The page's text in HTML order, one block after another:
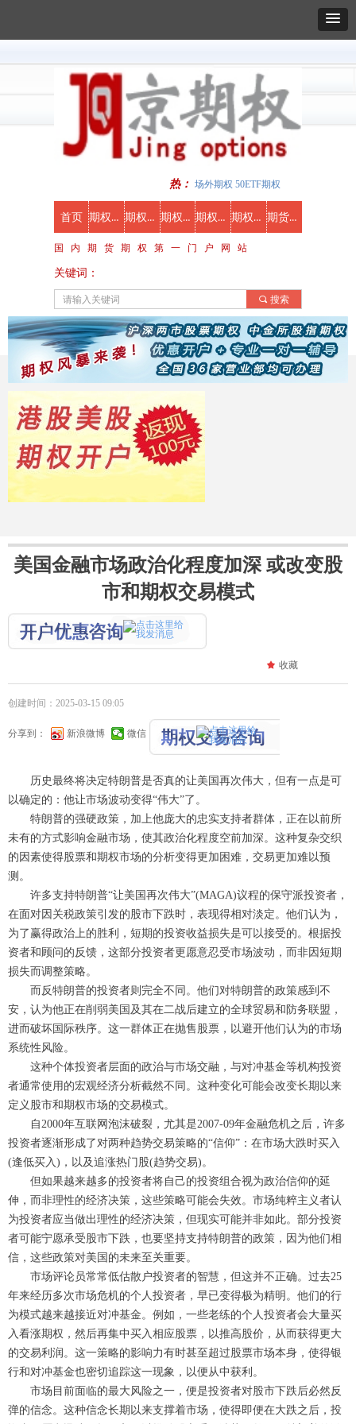
国 内 期 货 期 权 第 一 门 户 网 站
热： 场外期权 50ETF期权
关键词：
끠 搜索
首页 期权新闻 期权知识 期权行情 期权合约 期权视频 期货期权开户
美国金融市场政治化程度加深 或改变股
市和期权交易模式
创建时间： 2025-03-15 09:05
끄 收藏
分享到： 新浪微博 微信 14
历史最终将决定特朗普是否真的让美国再次伟大，但有一点是可
以确定的：他让市场波动变得“伟大”了。
特朗普的强硬政策，加上他庞大的忠实支持者群体，正在以前所
未有的方式影响金融市场，使其政治化程度空前加深。这种复杂交织
的因素使得股票和期权市场的分析变得更加困难，交易更加难以预
测。
许多支持特朗普“让美国再次伟大”(MAGA)议程的保守派投资者，
在面对因关税政策引发的股市下跌时，表现得相对淡定。他们认为，
为了赢得政治上的胜利，短期的投资收益损失是可以接受的。根据投
资者和顾问的反馈，这部分投资者更愿意忍受市场波动，而非因短期
损失而调整策略。
而反特朗普的投资者则完全不同。他们对特朗普的政策感到不
安，认为他正在削弱美国及其在二战后建立的全球贸易和防务联盟，
进而破坏国际秩序。这一群体正在抛售股票，以避开他们认为的市场
系统性风险。
这种个体投资者层面的政治与市场交融，与对冲基金等机构投资
者通常使用的宏观经济分析截然不同。这种变化可能会改变长期以来
定义股市和期权市场的交易模式。
自2000年互联网泡沫破裂，尤其是2007-09年金融危机之后，许多
投资者逐渐形成了对两种趋势交易策略的“信仰”：在市场大跌时买入
(逢低买入)，以及追涨热门股(趋势交易)。
但如果越来越多的投资者将自己的投资组合视为政治信仰的延
伸，而非理性的经济决策，这些策略可能会失效。市场纯粹主义者认
为投资者应当做出理性的经济决策，但现实可能并非如此。部分投资
者可能宁愿承受股市下跌，也要坚持支持特朗普的政策，因为他们相
信，这些政策对美国的未来至关重要。
市场评论员常常低估散户投资者的智慧，但这并不正确。过去25
年来经历多次市场危机的个人投资者，早已变得极为精明。他们的行
为模式越来越接近对冲基金。例如，一些老练的个人投资者会大量买
入看涨期权，然后再集中买入相应股票，以推高股价，从而获得更大
的交易利润。这一策略的影响力有时甚至超过股票市场本身，使得银
行和对冲基金也密切追踪这一现象，以便从中获利。
市场目前面临的最大风险之一，便是投资者对股市下跌后必然反
弹的信念。这种信念长期以来支撑着市场，使得即便在大跌之后，投